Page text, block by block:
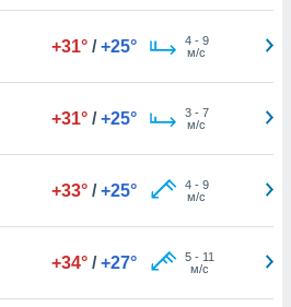
+31° / +25° 4- 9
м/с
+31° / +25° 3- 7
м/с
+33° / +25° 4- 9
м/с
+34° / +27° 5- 11
м/с